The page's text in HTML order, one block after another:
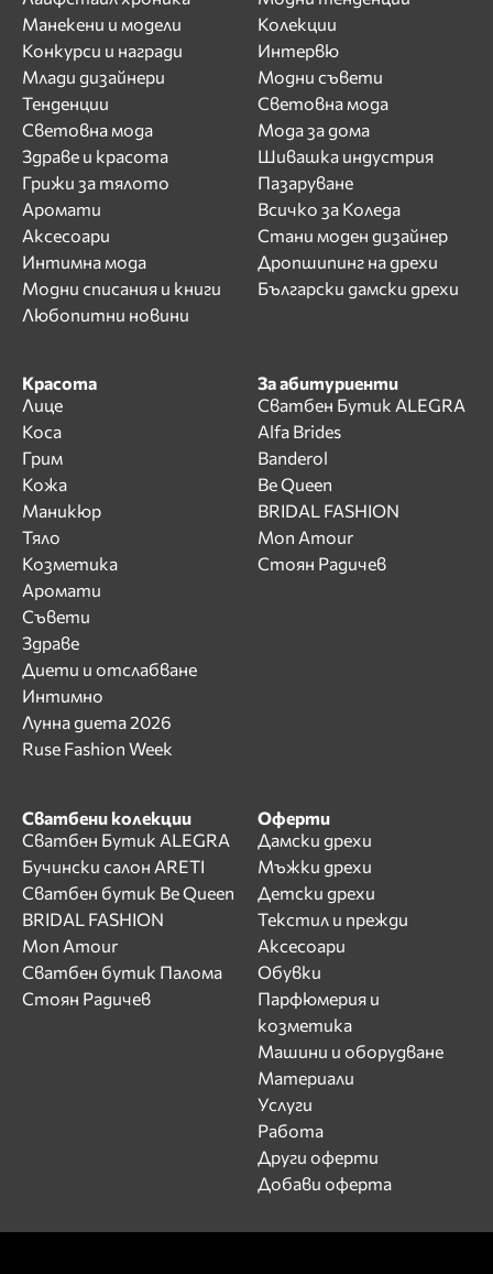
Манекени и модели
Конкурси и награди
Млади дизайнери
Тенденции
Световна мода
Здраве и красота
Грижи за тялото
Аромати
Аксесоари
Интимна мода
Модни списания и книги
Любопитни новини
Колекции
Интервю
Модни съвети
Световна мода
Мода за дома
Шивашка индустрия
Пазаруване
Всичко за Коледа
Стани моден дизайнер
Дропшипинг на дрехи
Български дамски дрехи
Красота
Лице
Коса
Грим
Кожа
Маникюр
Тяло
Козметика
Аромати
Съвети
Здраве
Диети и отслабване
Интимно
Лунна диета 2026
Ruse Fashion Week
За абитуриенти
Сватбен Бутик ALEGRA
Alfa Brides
Banderol
Be Queen
BRIDAL FASHION
Mon Amour
Стоян Радичев
Сватбени колекции
Сватбен Бутик ALEGRA
Бучински салон ARETI
Сватбен бутик Be Queen
BRIDAL FASHION
Mon Amour
Сватбен бутик Палома
Стоян Радичев
Оферти
Дамски дрехи
Мъжки дрехи
Детски дрехи
Текстил и прежди
Аксесоари
Обувки
Парфюмерия и
козметика
Машини и оборудване
Материали
Услуги
Работа
Други оферти
Добави оферта